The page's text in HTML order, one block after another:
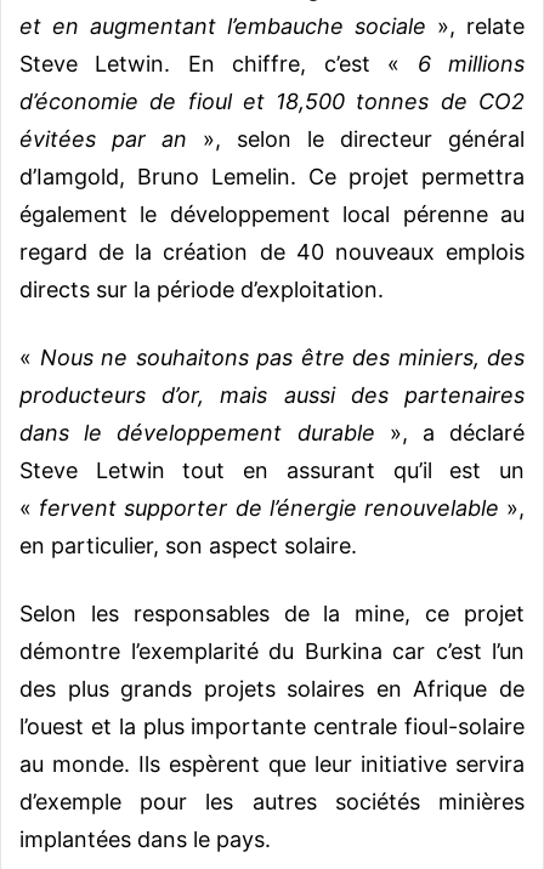
et en augmentant l’embauche sociale », relate
Steve Letwin. En chiffre, c’est « 6 millions
d’économie de fioul et 18,500 tonnes de CO2
évitées par an », selon le directeur général
d’Iamgold, Bruno Lemelin. Ce projet permettra
également le développement local pérenne au
regard de la création de 40 nouveaux emplois
directs sur la période d’exploitation.
« Nous ne souhaitons pas être des miniers, des
producteurs d’or, mais aussi des partenaires
dans le développement durable », a déclaré
Steve Letwin tout en assurant qu’il est un
« fervent supporter de l’énergie renouvelable »,
en particulier, son aspect solaire.
Selon les responsables de la mine, ce projet
démontre l’exemplarité du Burkina car c’est l’un
des plus grands projets solaires en Afrique de
l’ouest et la plus importante centrale fioul-solaire
au monde. Ils espèrent que leur initiative servira
d’exemple pour les autres sociétés minières
implantées dans le pays.